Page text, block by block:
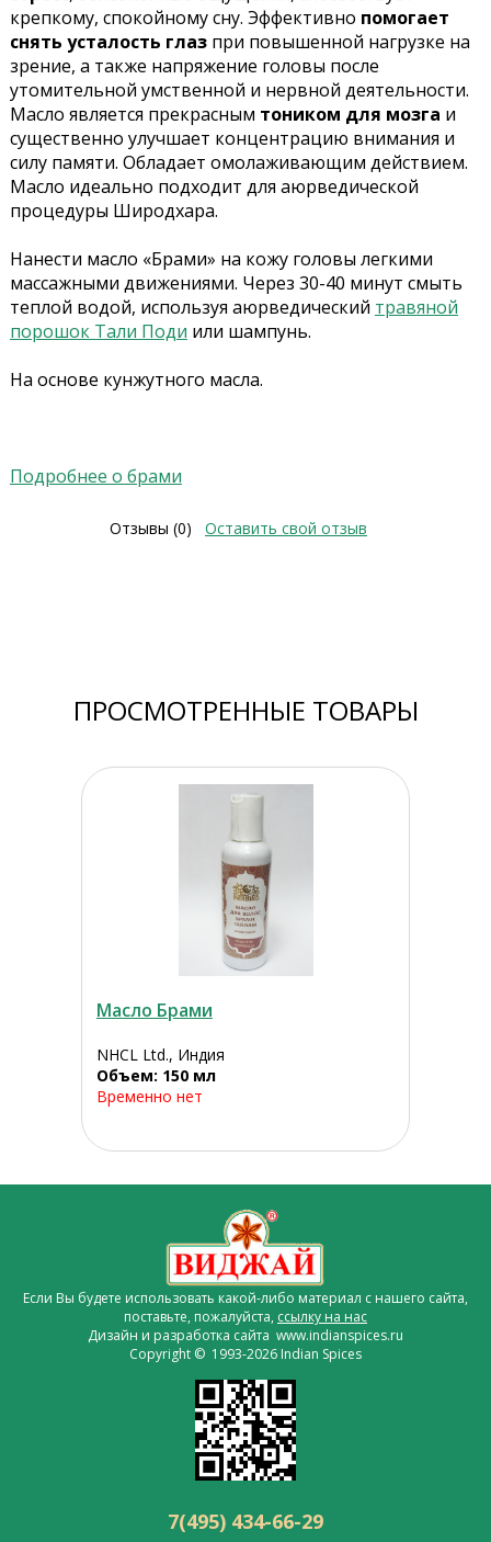
крепкому, спокойному сну. Эффективно помогает
снять усталость глазпри повышенной нагрузке на
зрение, а также напряжение головы после
утомительной умственной и нервной деятельности.
Масло является прекрасным тоником для мозга и
существенно улучшает концентрацию внимания и
силу памяти. Обладает омолаживающим действием.
Масло идеально подходит для аюрведической
процедуры Широдхара.
Нанести масло «Брами» на кожу головы легкими
массажными движениями. Через 30-40 минут смыть
теплой водой, используя аюрведический травяной
порошок Тали Поди или шампунь.
На основе кунжутного масла.
Подробнее о брами
Отзывы (0) Оставить свой отзыв
ПРОСМОТРЕННЫЕ ТОВАРЫ
Масло Брами
NHCL Ltd., Индия
Объем: 150 мл
Временно нет
Если Вы будете использовать какой-либо материал с нашего сайта,
поставьте, пожалуйста, ссылку на нас
Дизайн и разработка сайта www.indianspices.ru
Copyright © 1993-2026 Indian Spices
7(495) 434-66-29